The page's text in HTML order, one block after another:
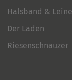
Halsband & Leine
Der Laden
Riesenschnauzer